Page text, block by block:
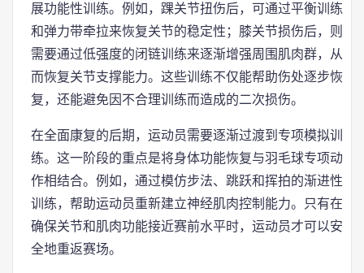
展功能性训练。例如，踝关节扭伤后，可通过平衡训练
和弹力带牵拉来恢复关节的稳定性；膝关节损伤后，则
需要通过低强度的闭链训练来逐渐增强周围肌肉群，从
而恢复关节支撑能力。这些训练不仅能帮助伤处逐步恢
复，还能避免因不合理训练而造成的二次损伤。
在全面康复的后期，运动员需要逐渐过渡到专项模拟训
练。这一阶段的重点是将身体功能恢复与羽毛球专项动
作相结合。例如，通过模仿步法、跳跃和挥拍的渐进性
训练，帮助运动员重新建立神经肌肉控制能力。只有在
确保关节和肌肉功能接近赛前水平时，运动员才可以安
全地重返赛场。